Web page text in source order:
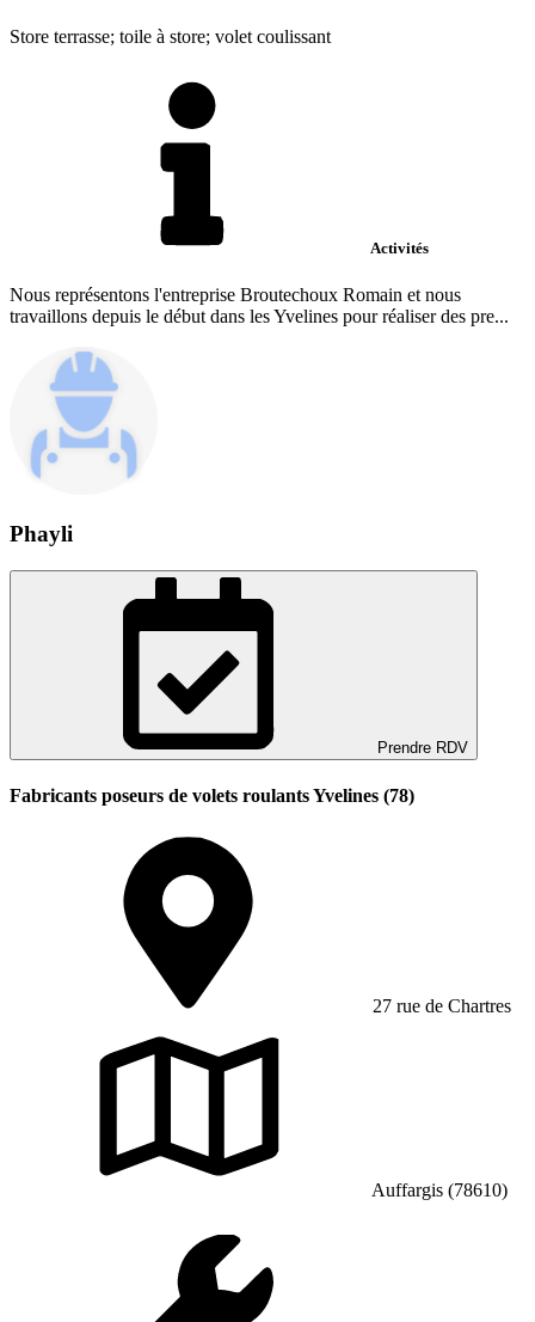
Store terrasse; toile à store; volet coulissant
Activités
Nous représentons l'entreprise Broutechoux Romain et nous
travaillons depuis le début dans les Yvelines pour réaliser des pre...
Phayli
Prendre RDV
Fabricants poseurs de volets roulants Yvelines (78)
27 rue de Chartres
Auffargis (78610)